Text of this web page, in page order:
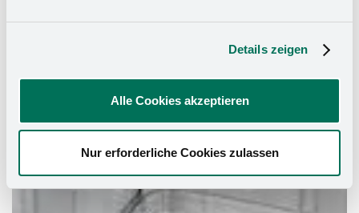
Details zeigen
Alle Cookies akzeptieren
Nur erforderliche Cookies zulassen